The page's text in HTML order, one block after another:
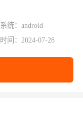
系统：android
时间：2024-07-28